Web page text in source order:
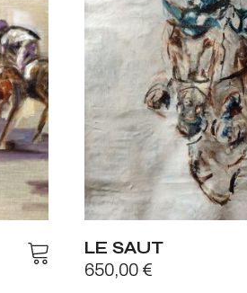
LE SAUT
650,00 €